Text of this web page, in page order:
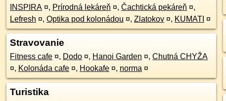
INSPIRA ¤, Prírodná lekáreň ¤, Čachtická pekáreň ¤,
Lefresh ¤, Optika pod kolonádou ¤, Zlatokov ¤, KUMATI ¤
Stravovanie
Fitness cafe ¤, Dodo ¤, Hanoi Garden ¤, Chutná CHYŽA
¤, Kolonáda cafe ¤, Hookafe ¤, norma ¤
Turistika